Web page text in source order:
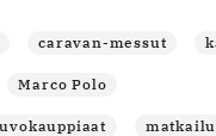
caravan-messut
Marco Polo